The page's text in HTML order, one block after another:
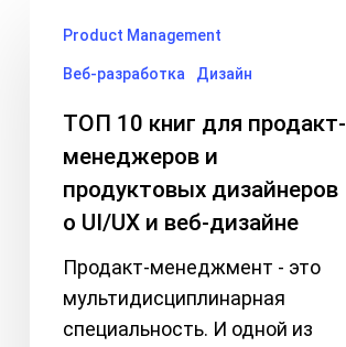
книг
продакт-
менеджеров
продуктовых
дизайнеров
UI/UX
Product Management
Веб-разработка Дизайн
ТОП 10 книг для продакт-
менеджеров и
продуктовых дизайнеров
о UI/UX и веб-дизайне
Продакт-менеджмент - это
мультидисциплинарная
специальность. И одной из